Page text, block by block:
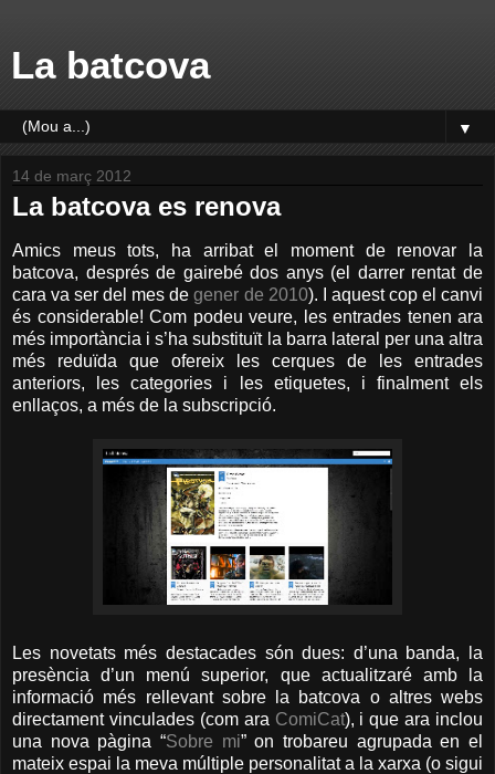
La batcova
▼
14 de març 2012
La batcova es renova
Amics meus tots, ha arribat el moment de renovar la
batcova, després de gairebé dos anys (el darrer rentat de
cara va ser del mes degener de 2010). I aquest cop el canvi
és considerable! Com podeu veure, les entrades tenen ara
més importància i s’ha substituït la barra lateral per una altra
més reduïda que ofereix les cerques de les entrades
anteriors, les categories i les etiquetes, i finalment els
enllaços, a més de la subscripció.
Les novetats més destacades són dues: d’una banda, la
presència d’un menú superior, que actualitzaré amb la
informació més rellevant sobre la batcova o altres webs
directament vinculades (com ara ComiCat), i que ara inclou
una nova pàgina “Sobre mi” on trobareu agrupada en el
mateix espai la meva múltiple personalitat a la xarxa (o sigui